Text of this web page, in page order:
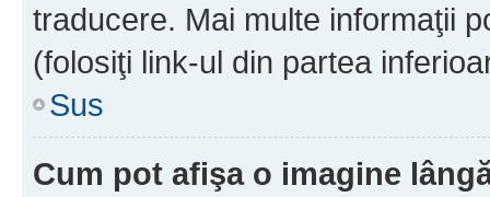
traducere. Mai multe informaţii
(folosiţi link-ul din partea
Sus
Cum pot afişa o imagine